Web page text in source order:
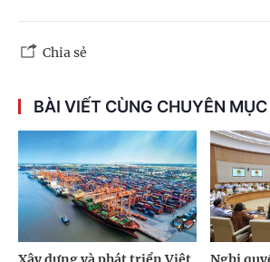
Chia sẻ
BÀI VIẾT CÙNG CHUYÊN MỤC